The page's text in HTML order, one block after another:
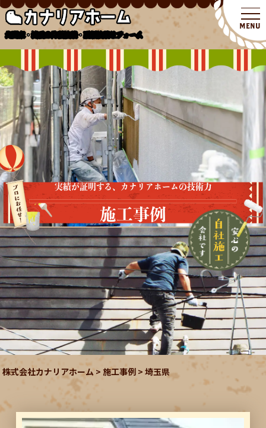
北関東・埼玉の外壁塗装・屋根塗装リフォーム
実績が証明する、カナリアホームの技術力
施工事例
株式会社カナリアホーム>施工事例 >埼玉県